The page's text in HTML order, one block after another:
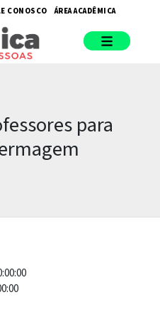
CONOSCO ÁREA ACADÊMICA
para